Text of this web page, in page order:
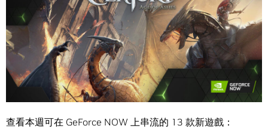
查看本週可在 GeForce NOW 上串流的 13 款新遊戲：